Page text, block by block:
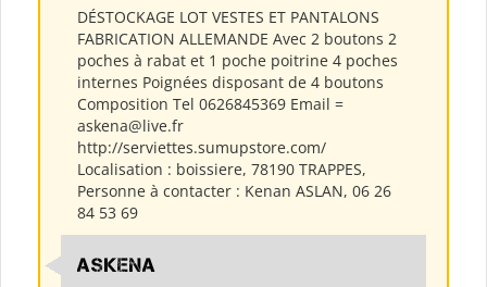
DÉSTOCKAGE LOT VESTES ET PANTALONS
FABRICATION ALLEMANDE Avec 2 boutons 2
poches à rabat et 1 poche poitrine 4 poches
internes Poignées disposant de 4 boutons
Composition Tel 0626845369 Email =
askena@live.fr
http://serviettes.sumupstore.com/
Localisation : boissiere, 78190 TRAPPES,
Personne à contacter : Kenan ASLAN, 06 26
84 53 69
ASKENA